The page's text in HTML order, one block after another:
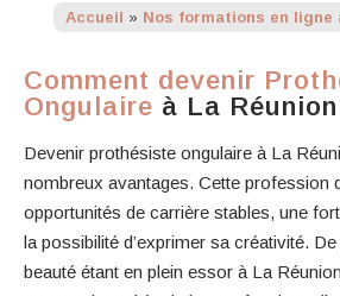
Accueil » Nos formations en ligne
Comment devenir
Ongulaire à La Réunion
Devenir prothésiste ongulaire à La
nombreux avantages. Cette profession
opportunités de carrière stables, une
la possibilité d’exprimer sa créativité.
beauté étant en plein essor à La